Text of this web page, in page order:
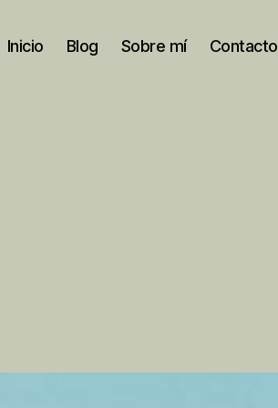
Inicio Blog Sobre mí Contacto